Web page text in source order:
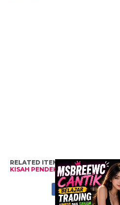
RELATED ITEMS: CEPEN,CERITA
KISAH PENDEK, KISAH REMAJA,